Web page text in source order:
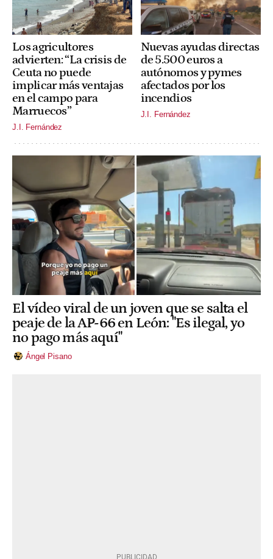
Los agricultores
advierten: “La crisis de
Ceuta no puede
implicar más ventajas
en el campo para
Marruecos”
J.I. Fernández
Nuevas ayudas directas
de 5.500 euros a
autónomos y pymes
afectados por los
incendios
J.I. Fernández
El vídeo viral de un joven que se salta el
peaje de la AP-66 en León: "Es ilegal, yo
no pago más aquí"
Ángel Pisano